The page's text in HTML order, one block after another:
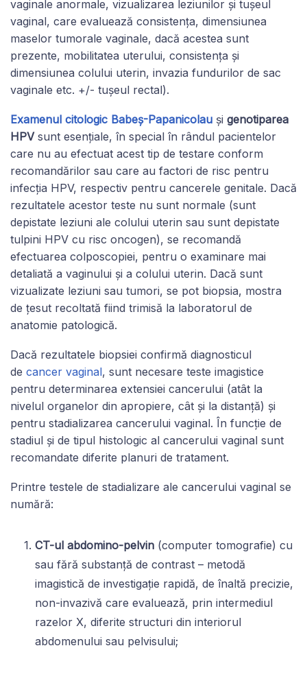
vaginale anormale, vizualizarea leziunilor și tușeul
vaginal, care evaluează consistența, dimensiunea
maselor tumorale vaginale, dacă acestea sunt
prezente, mobilitatea uterului, consistența și
dimensiunea colului uterin, invazia fundurilor de sac
vaginale etc. +/- tușeul rectal).
Examenul citologic Babeș-Papanicolau și genotiparea
HPVsunt esențiale, în special în rândul pacientelor
care nu au efectuat acest tip de testare conform
recomandărilor sau care au factori de risc pentru
infecția HPV, respectiv pentru cancerele genitale. Dacă
rezultatele acestor teste nu sunt normale (sunt
depistate leziuni ale colului uterin sau sunt depistate
tulpini HPV cu risc oncogen), se recomandă
efectuarea colposcopiei, pentru o examinare mai
detaliată a vaginului și a colului uterin. Dacă sunt
vizualizate leziuni sau tumori, se pot biopsia, mostra
de țesut recoltată fiind trimisă la laboratorul de
anatomie patologică.
Dacă rezultatele biopsiei confirmă diagnosticul
de cancer vaginal, sunt necesare teste imagistice
pentru determinarea extensiei cancerului (atât la
nivelul organelor din apropiere, cât și la distanță) și
pentru stadializarea cancerului vaginal. În funcție de
stadiul și de tipul histologic al cancerului vaginal sunt
recomandate diferite planuri de tratament.
Printre testele de stadializare ale cancerului vaginal se
numără:
CT-ul abdomino-pelvin (computer tomografie) cu
sau fără substanță de contrast – metodă
imagistică de investigaţie rapidă, de înaltă precizie,
non-invazivă care evaluează, prin intermediul
razelor X, diferite structuri din interiorul
abdomenului sau pelvisului;